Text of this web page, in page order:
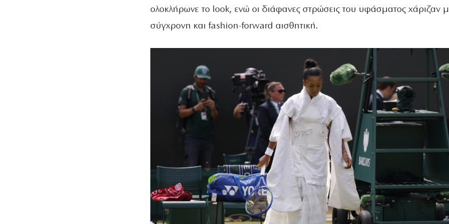
ολοκλήρωνε το look, ενώ οι διάφανες στρώσεις του υφάσματος χάριζαν
σύγχρονη και fashion-forward αισθητική.